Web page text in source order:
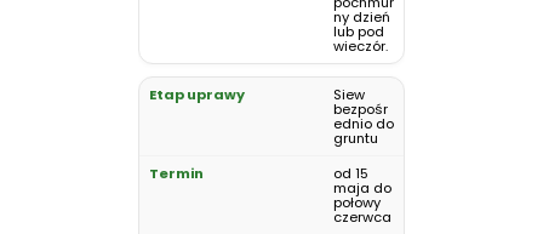
ny dzień
lub pod
wieczór.
Siew
bezpośr
ednio do
gruntu
od 15
maja do
połowy
czerwca